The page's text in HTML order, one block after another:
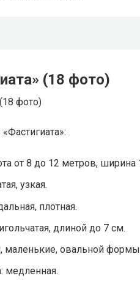
(18 фото)
от 8 до 12 метров, ширина
узкая.
плотная.
длиной до 7 см.
овальной
медленная.